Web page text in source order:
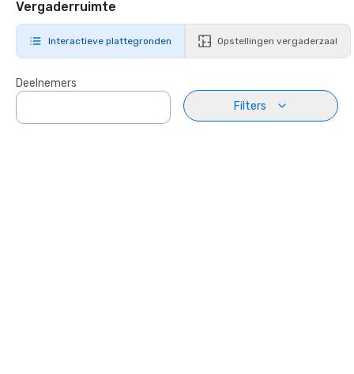
Vergaderruimte
Interactieve plattegronden Opstellingen vergaderzaal
Deelnemers
Filters